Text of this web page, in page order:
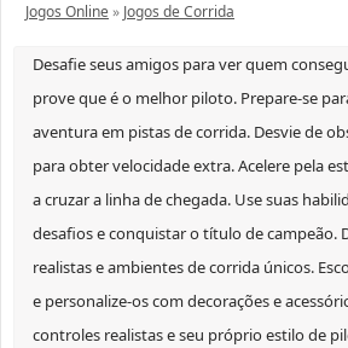
Jogos Online» Jogos de Corrida
Desafie seus amigos para ver quem
prove que é o melhor piloto. Prepare-se
aventura em pistas de corrida. Desvie de
para obter velocidade extra. Acelere pela
a cruzar a linha de chegada. Use suas
desafios e conquistar o título de campeão.
realistas e ambientes de corrida únicos.
e personalize-os com decorações e
controles realistas e seu próprio estilo de